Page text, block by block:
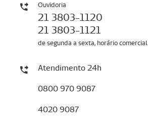
Ouvidoria
21 3803-1120
21 3803-1121
de segunda a sexta, horário comercial
Atendimento 24h
0800 970 9087
4020 9087